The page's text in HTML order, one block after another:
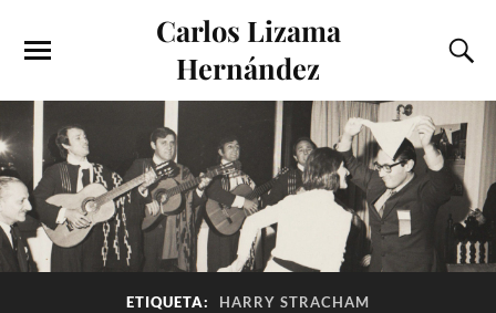
Carlos Lizama
Hernández
ETIQUETA: HARRY STRACHAM